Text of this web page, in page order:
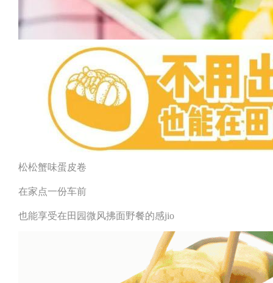
松松蟹味蛋皮卷
在家点一份车前
也能享受在田园微风拂面野餐的感jio